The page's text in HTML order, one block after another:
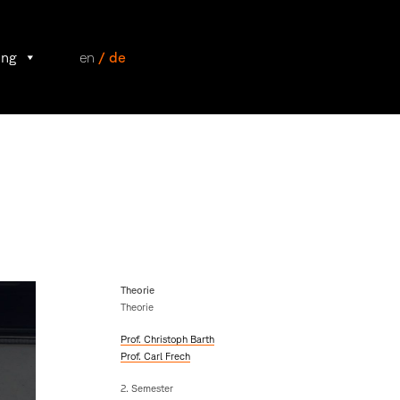
en / de
Theorie
Theorie
Prof. Christoph Barth
Prof. Carl Frech
2. Semester